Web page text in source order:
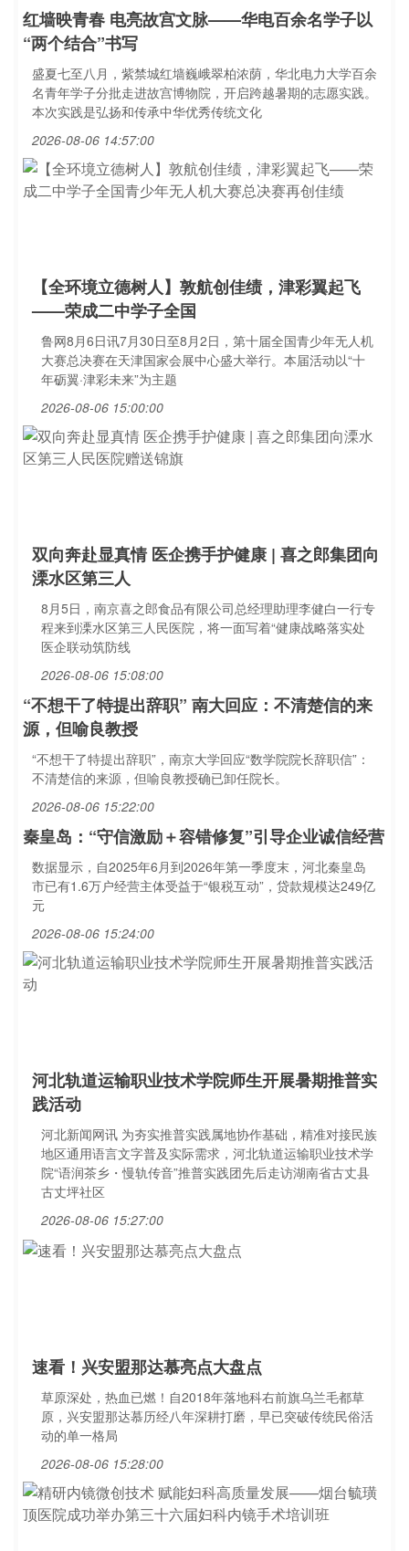
红墙映青春 电亮故宫文脉——华电百余名学子以
“两个结合”书写
盛夏七至八月，紫禁城红墙巍峨翠柏浓荫，华北电力大学百余
名青年学子分批走进故宫博物院，开启跨越暑期的志愿实践。
本次实践是弘扬和传承中华优秀传统文化
2026-08-06 14:57:00
【全环境立德树人】敦航创佳绩，津彩翼起飞
——荣成二中学子全国
鲁网8月6日讯7月30日至8月2日，第十届全国青少年无人机
大赛总决赛在天津国家会展中心盛大举行。本届活动以“十
年砺翼·津彩未来”为主题
2026-08-06 15:00:00
双向奔赴显真情 医企携手护健康 | 喜之郎集团向
溧水区第三人
8月5日，南京喜之郎食品有限公司总经理助理李健白一行专
程来到溧水区第三人民医院，将一面写着“健康战略落实处
医企联动筑防线
2026-08-06 15:08:00
“不想干了特提出辞职” 南大回应：不清楚信的来
源，但喻良教授
“不想干了特提出辞职”，南京大学回应“数学院院长辞职信”：
不清楚信的来源，但喻良教授确已卸任院长。
2026-08-06 15:22:00
秦皇岛：“守信激励＋容错修复”引导企业诚信经营
数据显示，自2025年6月到2026年第一季度末，河北秦皇岛
市已有1.6万户经营主体受益于“银税互动”，贷款规模达249亿
元
2026-08-06 15:24:00
河北轨道运输职业技术学院师生开展暑期推普实
践活动
河北新闻网讯 为夯实推普实践属地协作基础，精准对接民族
地区通用语言文字普及实际需求，河北轨道运输职业技术学
院“语润茶乡・慢轨传音”推普实践团先后走访湖南省古丈县
古丈坪社区
2026-08-06 15:27:00
速看！兴安盟那达慕亮点大盘点
草原深处，热血已燃！自2018年落地科右前旗乌兰毛都草
原，兴安盟那达慕历经八年深耕打磨，早已突破传统民俗活
动的单一格局
2026-08-06 15:28:00